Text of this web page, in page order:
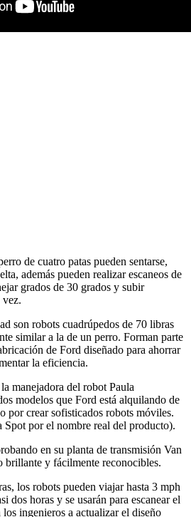
de cuatro patas pueden sentarse,
además pueden realizar escaneos de
grados de 30 grados y subir
vez.
son robots cuadrúpedos de 70 libras
similar a la de un perro. Forman parte
de Ford diseñado para ahorrar
la eficiencia.
manejadora del robot Paula
modelos que Ford está alquilando de
por crear sofisticados robots móviles.
por el nombre real del producto).
en su planta de transmisión Van
y fácilmente reconocibles.
los robots pueden viajar hasta 3 mph
dos horas y se usarán para escanear el
ingenieros a actualizar el diseño